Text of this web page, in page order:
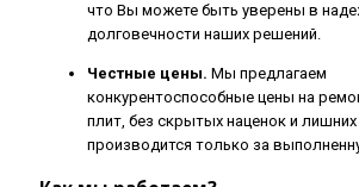
что Вы можете быть уверены в
долговечности наших решений.
Честные цены. Мы предлагаем
конкурентоспособные цены на
плит, без скрытых наценок и лишних
производится только за